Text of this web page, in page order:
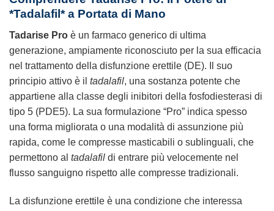
*Tadalafil* a Portata di Mano
Tadarise Pro è un farmaco generico di ultima
generazione, ampiamente riconosciuto per la sua efficacia
nel trattamento della disfunzione erettile (DE). Il suo
principio attivo è il tadalafil, una sostanza potente che
appartiene alla classe degli inibitori della fosfodiesterasi di
tipo 5 (PDE5). La sua formulazione “Pro” indica spesso
una forma migliorata o una modalità di assunzione più
rapida, come le compresse masticabili o sublinguali, che
permettono al tadalafil di entrare più velocemente nel
flusso sanguigno rispetto alle compresse tradizionali.
La disfunzione erettile è una condizione che interessa